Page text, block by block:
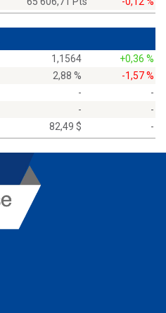
1,1564
+0,36 %
2,88 %
-1,57 %
-
-
-
-
82,49 $ -